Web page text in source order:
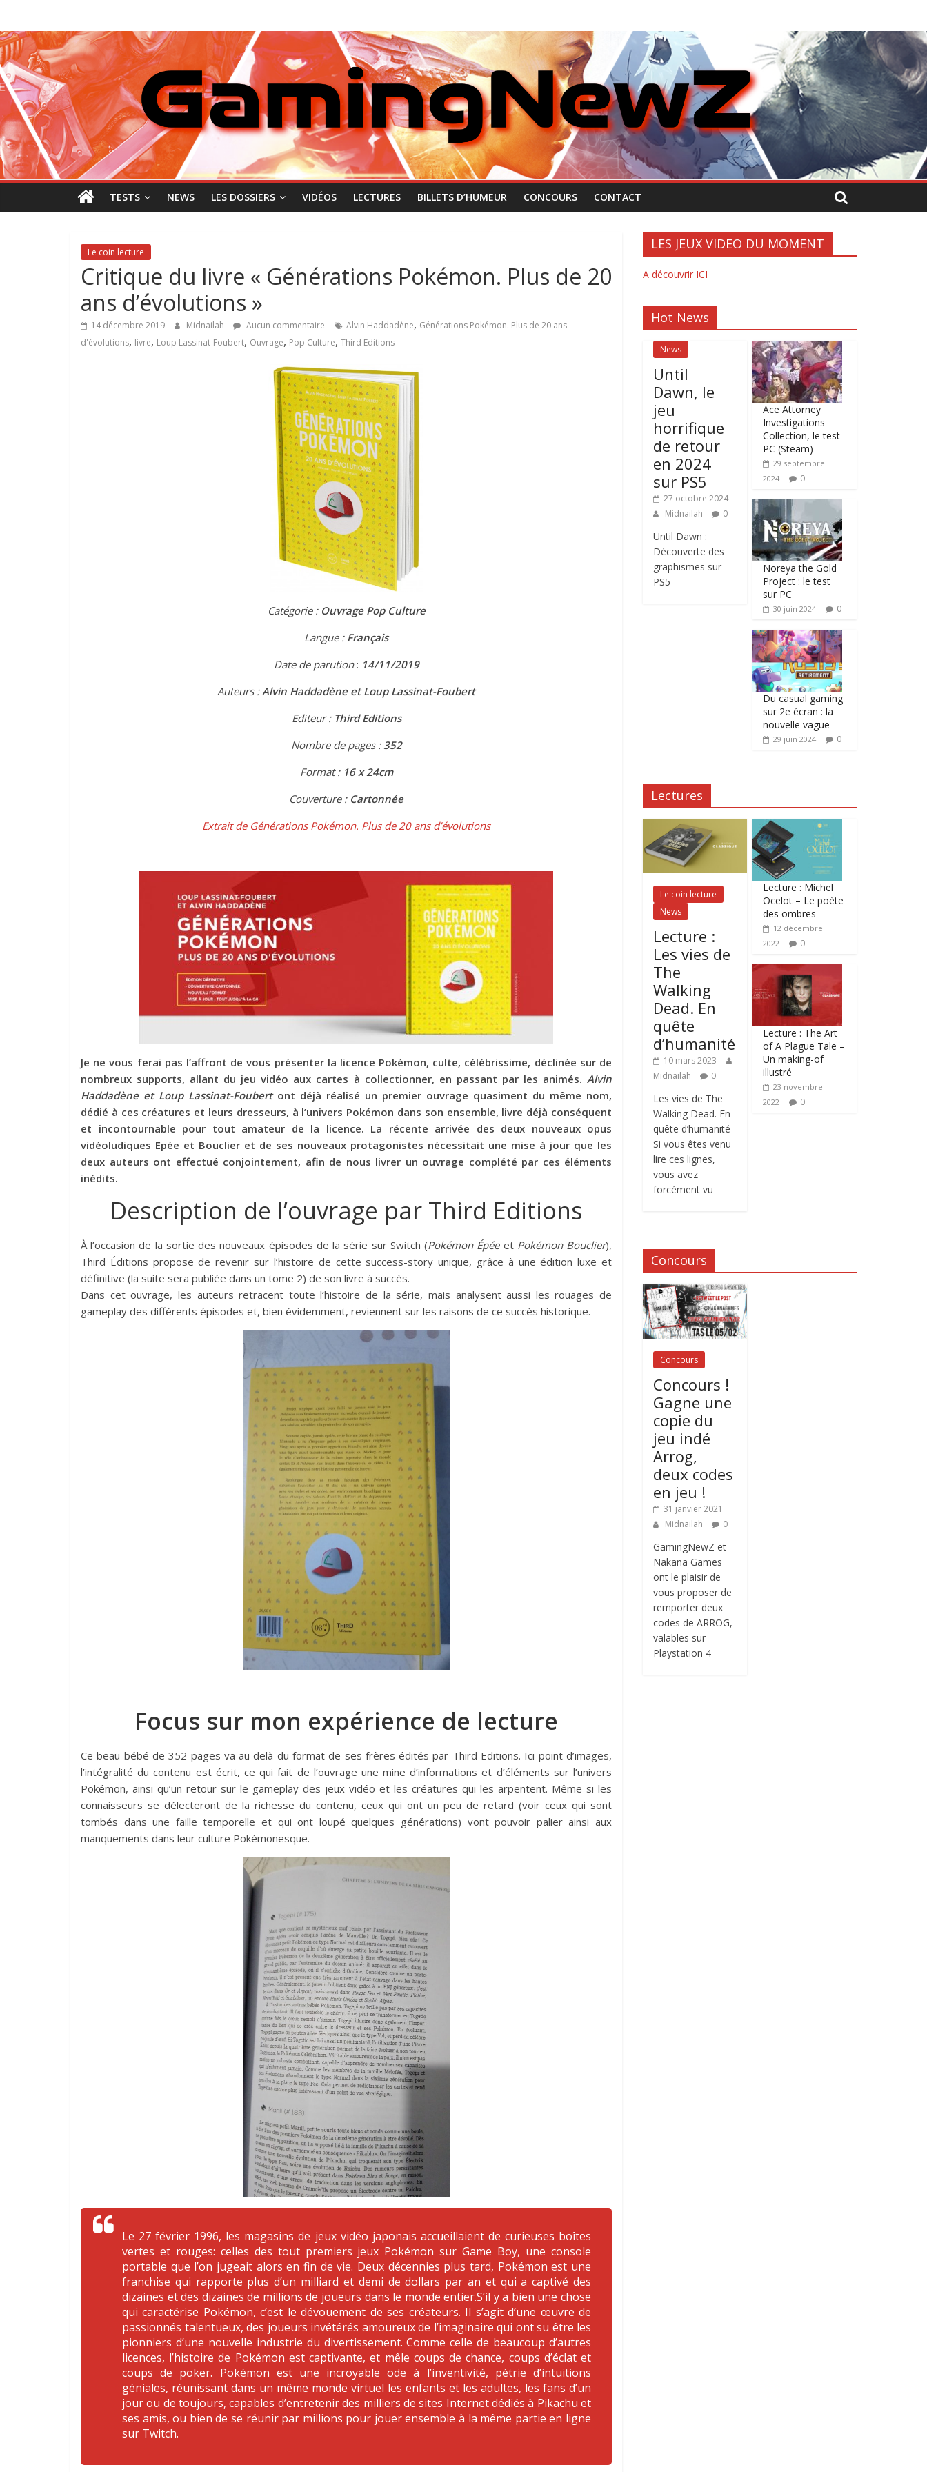
contenu
GamingNewZ
Tests
et
Actu
des
jeux
vidéo
TESTS NEWS LES DOSSIERS VIDÉOS LECTURES BILLETS D’HUMEUR CONCOURS CONTACT
Le coin lecture
Critique du livre « Générations Pokémon. Plus de 20
ans d’évolutions »
14 décembre 2019 Midnailah Aucun commentaire Alvin Haddadène, Générations Pokémon. Plus de 20 ans
d'évolutions, livre, Loup Lassinat-Foubert, Ouvrage, Pop Culture, Third Editions
Catégorie : Ouvrage Pop Culture
Langue : Français
Date de parution: 14/11/2019
Auteurs : Alvin Haddadène et Loup Lassinat-Foubert
Editeur : Third Editions
Nombre de pages : 352
Format : 16 x 24cm
Couverture :Cartonnée
Extrait de Générations Pokémon. Plus de 20 ans d’évolutions
Je ne vous ferai pas l’affront de vous présenter la licence Pokémon, culte, célébrissime, déclinée sur de
nombreux supports, allant du jeu vidéo aux cartes à collectionner, en passant par les animés. Alvin
Haddadène et Loup Lassinat-Foubertont déjà réalisé un premier ouvrage quasiment du même nom,
dédié à ces créatures et leurs dresseurs, à l’univers Pokémon dans son ensemble, livre déjà conséquent
et incontournable pour tout amateur de la licence. La récente arrivée des deux nouveaux opus
vidéoludiques Epée et Bouclier et de ses nouveaux protagonistes nécessitait une mise à jour que les
deux auteurs ont effectué conjointement, afin de nous livrer un ouvrage complété par ces éléments
inédits.
Description de l’ouvrage par Third Editions
À l’occasion de la sortie des nouveaux épisodes de la série sur Switch (Pokémon Épéeet Pokémon Bouclier),
Third Éditions propose de revenir sur l’histoire de cette success-story unique, grâce à une édition luxe et
définitive (la suite sera publiée dans un tome 2) de son livre à succès.
Dans cet ouvrage, les auteurs retracent toute l’histoire de la série, mais analysent aussi les rouages de
gameplay des différents épisodes et, bien évidemment, reviennent sur les raisons de ce succès historique.
Focus sur mon expérience de lecture
Ce beau bébé de 352 pages va au delà du format de ses frères édités par Third Editions. Ici point d’images,
l’intégralité du contenu est écrit, ce qui fait de l’ouvrage une mine d’informations et d’éléments sur l’univers
Pokémon, ainsi qu’un retour sur le gameplay des jeux vidéo et les créatures qui les arpentent. Même si les
connaisseurs se délecteront de la richesse du contenu, ceux qui ont un peu de retard (voir ceux qui sont
tombés dans une faille temporelle et qui ont loupé quelques générations) vont pouvoir palier ainsi aux
manquements dans leur culture Pokémonesque.
Le 27 février 1996, les magasins de jeux vidéo japonais accueillaient de curieuses boîtes
vertes et rouges: celles des tout premiers jeux Pokémon sur Game Boy, une console
portable que l’on jugeait alors en fin de vie. Deux décennies plus tard, Pokémon est une
franchise qui rapporte plus d’un milliard et demi de dollars par an et qui a captivé des
dizaines et des dizaines de millions de joueurs dans le monde entier.S’il y a bien une chose
qui caractérise Pokémon, c’est le dévouement de ses créateurs. Il s’agit d’une œuvre de
passionnés talentueux, des joueurs invétérés amoureux de l’imaginaire qui ont su être les
pionniers d’une nouvelle industrie du divertissement. Comme celle de beaucoup d’autres
licences, l’histoire de Pokémon est captivante, et mêle coups de chance, coups d’éclat et
coups de poker. Pokémon est une incroyable ode à l’inventivité, pétrie d’intuitions
géniales, réunissant dans un même monde virtuel les enfants et les adultes, les fans d’un
jour ou de toujours, capables d’entretenir des milliers de sites Internet dédiés à Pikachu et
ses amis, ou bien de se réunir par millions pour jouer ensemble à la même partie en ligne
sur Twitch.
LES JEUX VIDEO DU MOMENT
A découvrir ICI
Hot News
News
Until
Dawn, le
jeu
horrifique
de retour
en 2024
sur PS5
27 octobre 2024
Midnailah
0
Until Dawn :
Découverte des
graphismes sur
PS5
Ace Attorney
Investigations
Collection, le test
PC (Steam)
29 septembre
2024
0
Noreya the Gold
Project : le test
sur PC
30 juin 2024 0
Du casual gaming
sur 2e écran : la
nouvelle vague
29 juin 2024 0
Lectures
Le coin lecture
News
Lecture :
Les vies de
The
Walking
Dead. En
quête
d’humanité
10 mars 2023
Midnailah
0
Les vies de The
Walking Dead. En
quête d’humanité
Si vous êtes venu
lire ces lignes,
vous avez
forcément vu
Lecture : Michel
Ocelot – Le poète
des ombres
12 décembre
2022
0
Lecture : The Art
of A Plague Tale –
Un making-of
illustré
23 novembre
2022
0
Concours
Concours
Concours !
Gagne une
copie du
jeu indé
Arrog,
deux codes
en jeu !
31 janvier 2021
Midnailah
0
GamingNewZ et
Nakana Games
ont le plaisir de
vous proposer de
remporter deux
codes de ARROG,
valables sur
Playstation 4